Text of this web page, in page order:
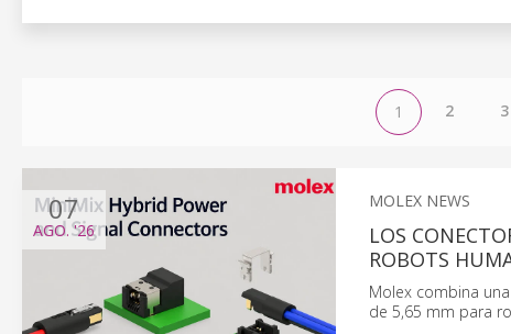
1 2 3
07
AGO.'26
MOLEX NEWS
LOS
ROBOTS
Molex combina
de 5,65 mm para